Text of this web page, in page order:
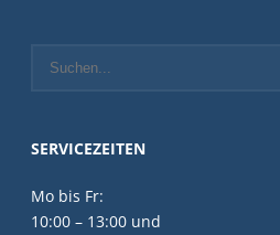
SERVICEZEITEN
Mo bis Fr:
10:00 – 13:00 und